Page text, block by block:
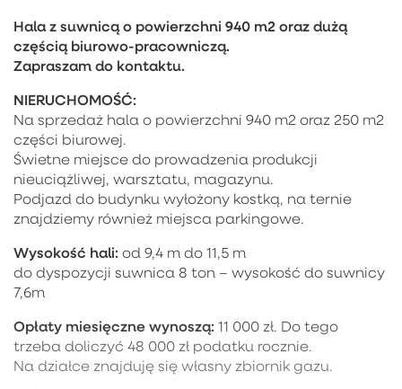
Hala z suwnicą o powierzchni 940 m2 oraz dużą
częścią biurowo-pracowniczą.
Zapraszam do kontaktu.
NIERUCHOMOŚĆ:
Na sprzedaż hala o powierzchni 940 m2 oraz 250 m2
części biurowej.
Świetne miejsce do prowadzenia produkcji
nieuciążliwej, warsztatu, magazynu.
Podjazd do budynku wyłożony kostką, na ternie
znajdziemy również miejsca parkingowe.
Wysokość hali: od 9,4 m do 11,5 m
do dyspozycji suwnica 8 ton – wysokość do suwnicy
7,6m
Opłaty miesięcznewynoszą: 11 000 zł. Do tego
trzeba doliczyć 48 000 zł podatku rocznie.
Na działce znajduję się własny zbiornik gazu.